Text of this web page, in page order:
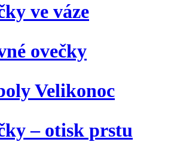
ve váze
ovečky
Velikonoc
– otisk prstu